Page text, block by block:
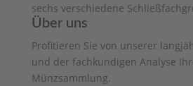
sechs verschiedene
Über uns
Profitieren Sie von unserer
und der fachkundigen Analyse
Münzsammlung.